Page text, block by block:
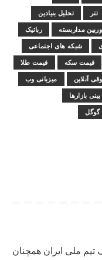
تتر تحلیل بنیادین
مداربسته رباتیک
شبکه های اجتماعی
قیمت سکه قیمت طلا
آنلاین میزبانی وب
بازارها
گوگل